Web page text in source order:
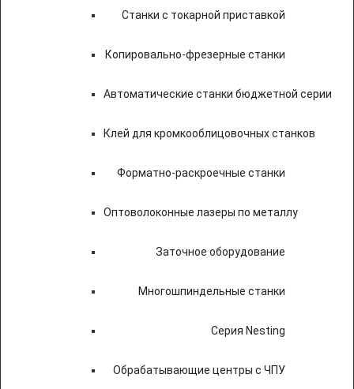
Станки с токарной приставкой
Копировально-фрезерные станки
Автоматические станки бюджетной серии
Клей для кромкооблицовочных станков
Форматно-раскроечные станки
Оптоволоконные лазеры по металлу
Заточное оборудование
Многошпиндельные станки
Серия Nesting
Обрабатывающие центры с ЧПУ